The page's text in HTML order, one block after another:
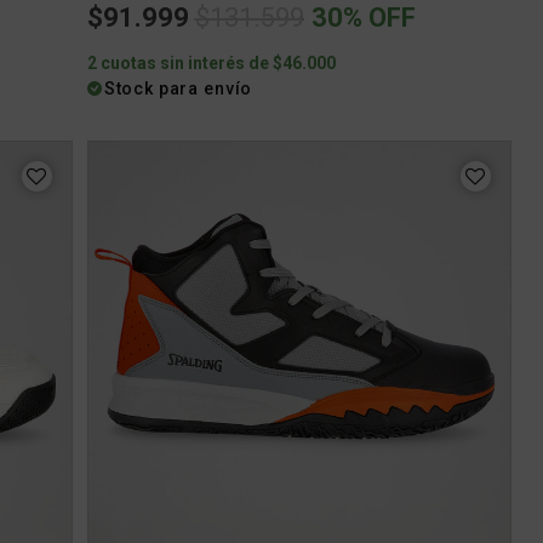
$91.999 Price reduced from
to
30% OFF
2 cuotas sin interés de $46.000
Stock para envío